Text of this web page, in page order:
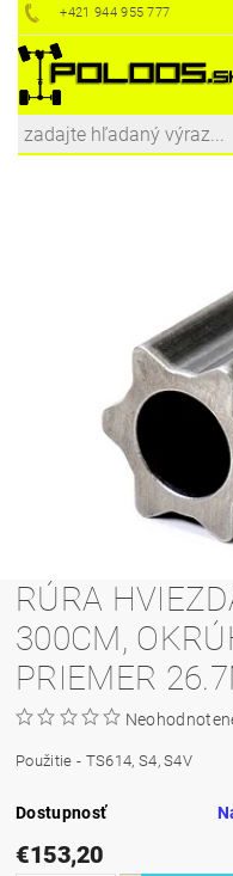
+421 944 955 777
RÚRA
300CM,
PRIEMER
Použitie - TS614, S4, S4V
Dostupnosť
€153,20